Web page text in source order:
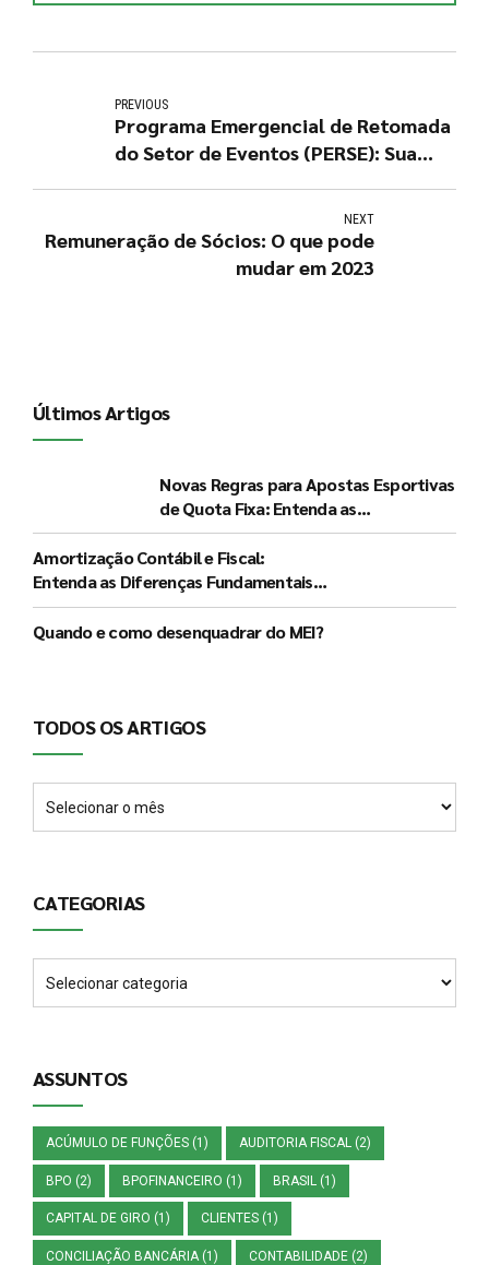
PREVIOUS
Programa Emergencial de Retomada
do Setor de Eventos (PERSE): Sua
NEXT
Remuneração de Sócios: O que pode
mudar em 2023
Últimos Artigos
Novas Regras para Apostas Esportivas
de Quota Fixa: Entenda as
Determinações do Governo e seus
Impactos
Amortização Contábil e Fiscal:
Entenda as Diferenças Fundamentais e
a Significância de Cada Procedimento
Quando e como desenquadrar do MEI?
TODOS OS ARTIGOS
CATEGORIAS
ASSUNTOS
ACÚMULO DE FUNÇÕES (1) AUDITORIA FISCAL (2)
BPO (2) BPOFINANCEIRO (1) BRASIL (1)
CAPITAL DE GIRO (1) CLIENTES (1)
CONCILIAÇÃO BANCÁRIA (1) CONTABILIDADE (2)